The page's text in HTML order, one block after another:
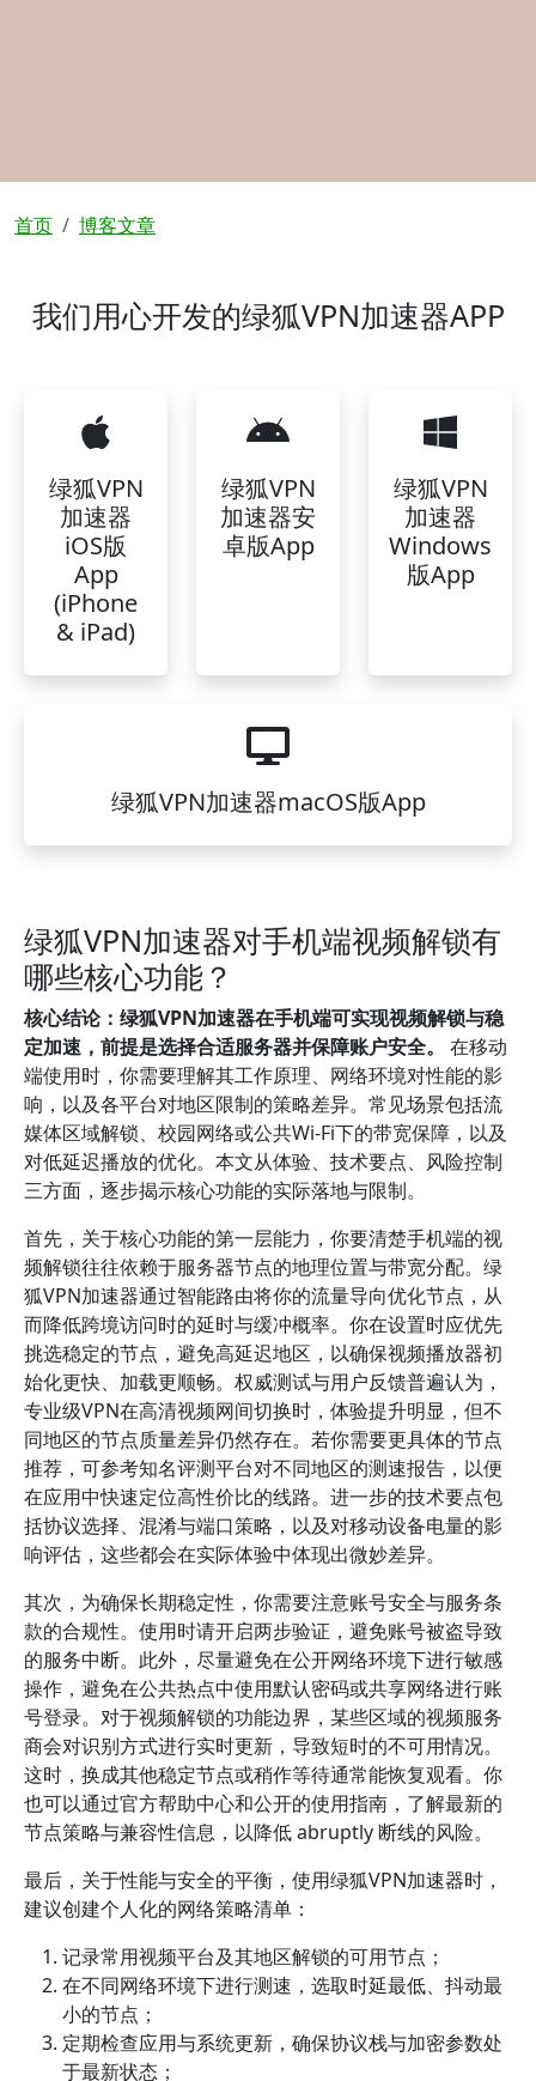
面包屑
首页 博客文章
我们用心开发的绿狐VPN加速器APP
绿狐VPN
加速器
iOS版
App
(iPhone
& iPad)
绿狐VPN
加速器安
卓版App
绿狐VPN
加速器
Windows
版App
绿狐VPN加速器macOS版App
绿狐VPN加速器对手机端视频解锁有
哪些核心功能？
核心结论：绿狐VPN加速器在手机端可实现视频解锁与稳
定加速，前提是选择合适服务器并保障账户安全。
在移动
端使用时，你需要理解其工作原理、网络环境对性能的影
响，以及各平台对地区限制的策略差异。常见场景包括流
媒体区域解锁、校园网络或公共Wi-Fi下的带宽保障，以及
对低延迟播放的优化。本文从体验、技术要点、风险控制
三方面，逐步揭示核心功能的实际落地与限制。
首先，关于核心功能的第一层能力，你要清楚手机端的视
频解锁往往依赖于服务器节点的地理位置与带宽分配。绿
狐VPN加速器通过智能路由将你的流量导向优化节点，从
而降低跨境访问时的延时与缓冲概率。你在设置时应优先
挑选稳定的节点，避免高延迟地区，以确保视频播放器初
始化更快、加载更顺畅。权威测试与用户反馈普遍认为，
专业级VPN在高清视频网间切换时，体验提升明显，但不
同地区的节点质量差异仍然存在。若你需要更具体的节点
推荐，可参考知名评测平台对不同地区的测速报告，以便
在应用中快速定位高性价比的线路。进一步的技术要点包
括协议选择、混淆与端口策略，以及对移动设备电量的影
响评估，这些都会在实际体验中体现出微妙差异。
其次，为确保长期稳定性，你需要注意账号安全与服务条
款的合规性。使用时请开启两步验证，避免账号被盗导致
的服务中断。此外，尽量避免在公开网络环境下进行敏感
操作，避免在公共热点中使用默认密码或共享网络进行账
号登录。对于视频解锁的功能边界，某些区域的视频服务
商会对识别方式进行实时更新，导致短时的不可用情况。
这时，换成其他稳定节点或稍作等待通常能恢复观看。你
也可以通过官方帮助中心和公开的使用指南，了解最新的
节点策略与兼容性信息，以降低 abruptly 断线的风险。
最后，关于性能与安全的平衡，使用绿狐VPN加速器时，
建议创建个人化的网络策略清单：
记录常用视频平台及其地区解锁的可用节点；
在不同网络环境下进行测速，选取时延最低、抖动最
小的节点；
定期检查应用与系统更新，确保协议栈与加密参数处
于最新状态；